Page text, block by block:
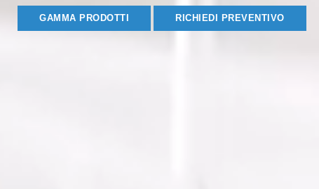
GAMMA PRODOTTI RICHIEDI PREVENTIVO